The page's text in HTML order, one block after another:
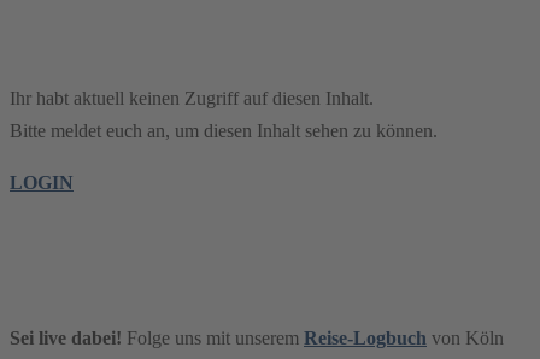
Ihr habt aktuell keinen Zugriff auf diesen Inhalt.
Bitte meldet euch an, um diesen Inhalt sehen zu können.
LOGIN
Sei live dabei! Folge uns mit unserem Reise-Logbuch von Köln